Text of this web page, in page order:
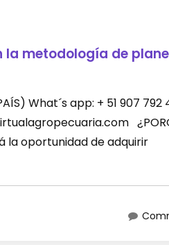
metodología de
What´s app: + 51 907 792
la oportunidad de adquirir